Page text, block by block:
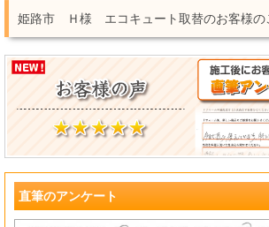
姫路市 Ｈ様 エコキュート取替のお客様の
直筆のアンケート